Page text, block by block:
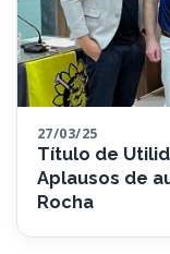
27/03/25
Título de
Aplausos de
Rocha